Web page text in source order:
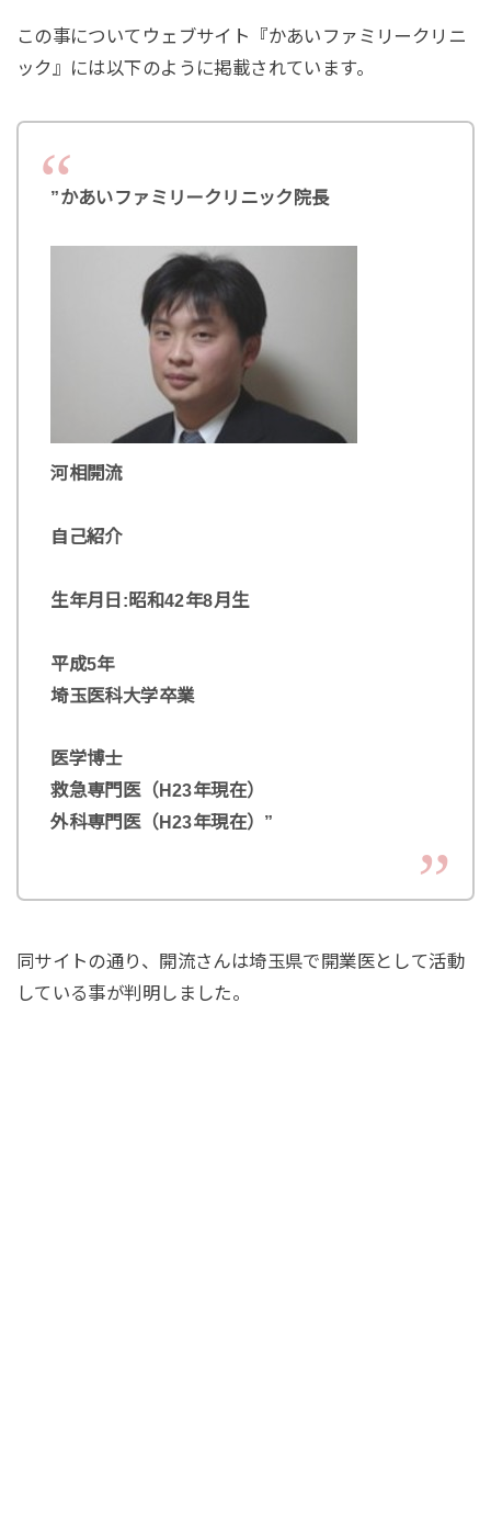
この事についてウェブサイト『かあいファミリークリニ
ック』には以下のように掲載されています。
”かあいファミリークリニック院長
河相開流
自己紹介
生年月日:昭和42年8月生
平成5年
埼玉医科大学卒業
医学博士
救急専門医（H23年現在）
外科専門医（H23年現在）”
同サイトの通り、開流さんは埼玉県で開業医として活動
している事が判明しました。